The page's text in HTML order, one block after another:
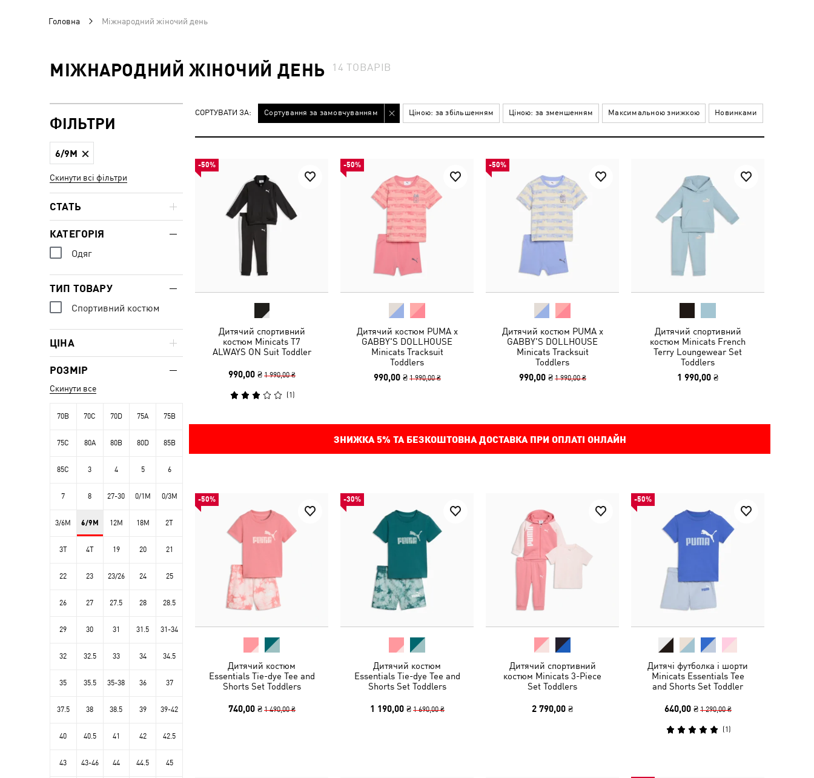
Головна Міжнародний жіночий день
МІЖНАРОДНИЙ ЖІНОЧИЙ ДЕНЬ 14ТОВАРІВ
СОРТУВАТИ ЗА: Сортування за замовчуванням Ціною: за збільшенням Ціною: за зменшенням Максимальною знижкою Новинками
-50%
Дитячий спортивний
костюм Minicats T7
ALWAYS ON Suit Toddler
990,00 ₴ 1 990,00 ₴
(1 )
-50%
Дитячий костюм PUMA x
GABBY'S DOLLHOUSE
Minicats Tracksuit
Toddlers
990,00 ₴ 1 990,00 ₴
-50%
Дитячий костюм PUMA x
GABBY'S DOLLHOUSE
Minicats Tracksuit
Toddlers
990,00 ₴ 1 990,00 ₴
Дитячий спортивний
костюм Minicats French
Terry Loungewear Set
Toddlers
1 990,00 ₴
ЗНИЖКА 5% ТА БЕЗКОШТОВНА ДОСТАВКА ПРИ ОПЛАТІ ОНЛАЙН
-50%
Дитячий костюм
Essentials Tie-dye Tee and
Shorts Set Toddlers
740,00 ₴ 1 490,00 ₴
-30%
Дитячий костюм
Essentials Tie-dye Tee and
Shorts Set Toddlers
1 190,00 ₴ 1 690,00 ₴
Дитячий спортивний
костюм Minicats 3-Piece
Set Toddlers
2 790,00 ₴
-50%
Дитячі футболка і шорти
Minicats Essentials Tee
and Shorts Set Toddler
640,00 ₴ 1 290,00 ₴
(1 )
ФІЛЬТРИ
6/9M
Скинути всі фільтри
СТАТЬ
КАТЕГОРІЯ
Одяг
ТИП ТОВАРУ
Спортивний костюм
ЦІНА
РОЗМІР
Скинути все
70B 70C 70D 75A 75B
75C 80A 80B 80D 85B
85C 3 4 5 6
7 8 27-30 0/1M 0/3M
3/6M 6/9M 12M 18M 2T
3T 4T 19 20 21
22 23 23/26 24 25
26 27 27.5 28 28.5
29 30 31 31.5 31-34
32 32.5 33 34 34.5
35 35.5 35-38 36 37
37.5 38 38.5 39 39-42
40 40.5 41 42 42.5
43 43-46 44 44.5 45